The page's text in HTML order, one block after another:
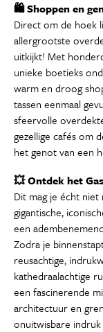
🛍️ Shoppen en
Direct om de hoek
allergrootste
uitkijkt! Met
unieke boetieks
warm en droog
tassen eenmaal
sfeervolle
gezellige cafés om
het genot van een
💥 Ontdek het
Dit mag je écht
gigantische,
een
Zodra je
reusachtige,
kathedraalachtige
een fascinerende
architectuur en
onuitwisbare